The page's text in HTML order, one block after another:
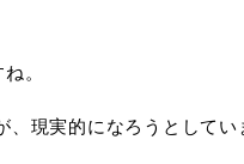
。
、現実的になろうとしてい